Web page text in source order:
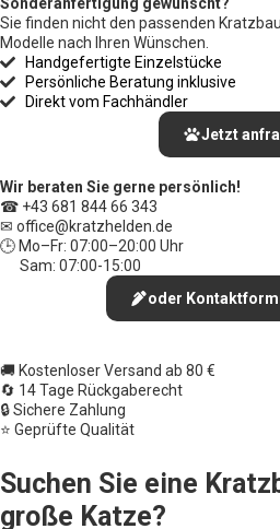
Sonderanfertigung gewünscht?
Sie finden nicht den passenden
Modelle nach Ihren Wünschen.
Handgefertigte Einzelstücke
Persönliche Beratung inklusive
Direkt vom Fachhändler
Jetzt
Wir beraten Sie gerne persönlich!
☎ +43 681 844 66 343
✉ office@kratzhelden.de
🕒 Mo–Fr: 07:00–20:00 Uhr
Sam: 07:00-15:00
oder
🚚 Kostenloser Versand ab 80 €
🔄 14 Tage Rückgaberecht
🔒 Sichere Zahlung
⭐ Geprüfte Qualität
Suchen Sie eine
große Katze?